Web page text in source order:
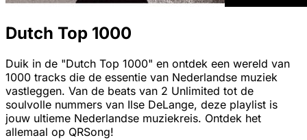
Dutch Top 1000
Duik in de "Dutch Top 1000" en ontdek een wereld van
1000 tracks die de essentie van Nederlandse muziek
vastleggen. Van de beats van 2 Unlimited tot de
soulvolle nummers van Ilse DeLange, deze playlist is
jouw ultieme Nederlandse muziekreis. Ontdek het
allemaal op QRSong!